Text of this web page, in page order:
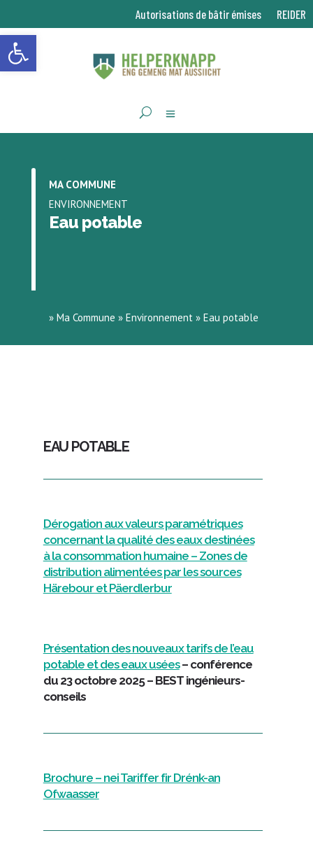
Ouvrir la barre d’outils
Autorisations de bâtir émises REIDER
MA COMMUNE
ENVIRONNEMENT
Eau potable
» Ma Commune » Environnement » Eau potable
​EAU POTABLE
Dérogation aux valeurs paramétriques
concernant la qualité des eaux destinées
à la consommation humaine – Zones de
distribution alimentées par les sources
Härebour et Päerdlerbur
Présentation des nouveaux tarifs de l’eau
potable et des eaux usées– conférence
du 23 octobre 2025 – BEST ingénieurs-
conseils
Brochure – nei Tariffer fir Drénk-an
Ofwaasser